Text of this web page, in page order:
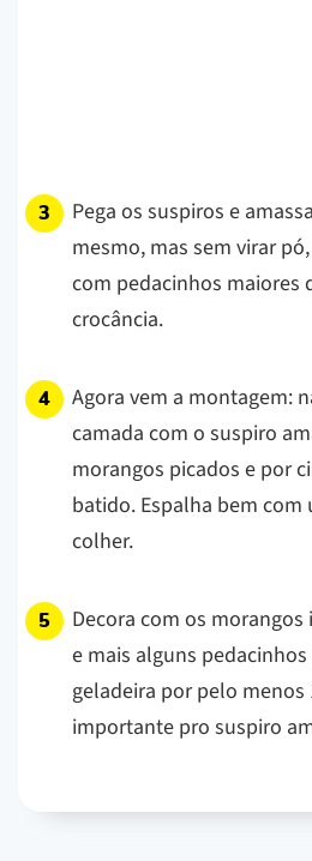
Pega os suspiros e
mesmo, mas sem virar
com pedacinhos maiores
crocância.
Agora vem a montagem:
camada com o suspiro
morangos picados e por
batido. Espalha bem com
colher.
Decora com os
e mais alguns pedacinhos
geladeira por pelo menos
importante pro suspiro